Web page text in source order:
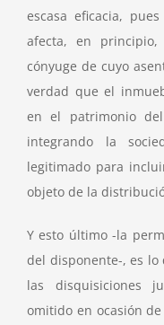
escasa eficacia,
afecta, en
cónyuge de cuyo
verdad que el
en el patrimonio
integrando la
legitimado para
objeto de la
Y esto último -la
del disponente-, es
las disquisiciones
omitido en ocasión